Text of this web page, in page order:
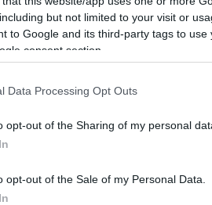
but not limited to your visit or
to Google and its third-party tags to
consent section.
Data Processing Opt Outs
opt-out of the Sharing of my personal
opt-out of the Sale of my Personal Data.
Prossimo articolo